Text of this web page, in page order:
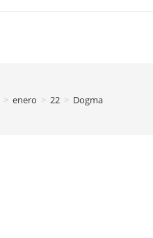
> enero > 22 > Dogma